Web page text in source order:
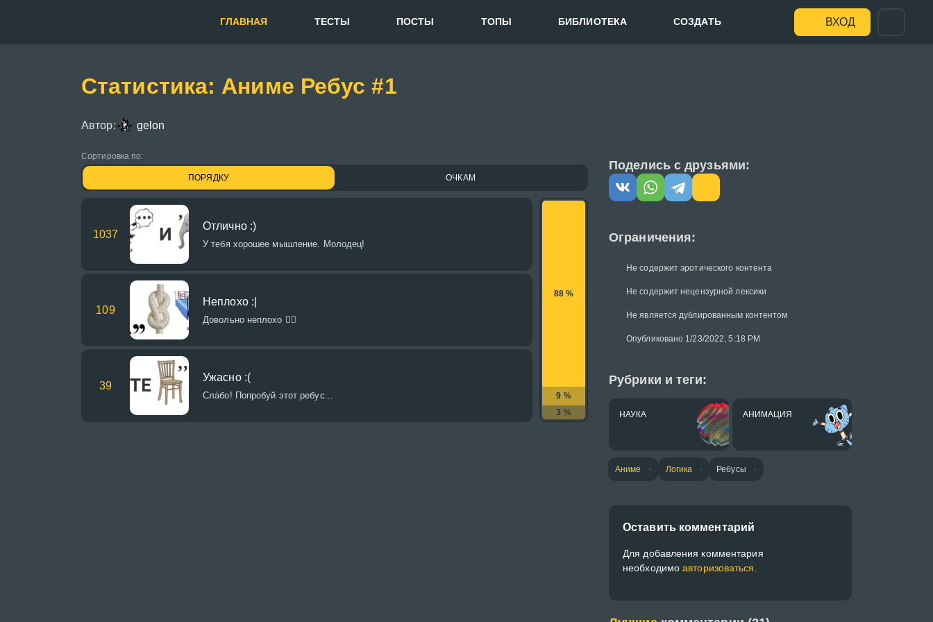
ГЛАВНАЯ ТЕСТЫ ПОСТЫ ТОПЫ БИБЛИОТЕКА СОЗДАТЬ ВХОД
Статистика: Аниме Ребус #1
Автор: gelon
Сортировка по:
ПОРЯДКУ ОЧКАМ
1037
Отлично :)
У тебя хорошее мышление. Молодец!
109
Неплохо :|
Довольно неплохо 👍🏻
39
Ужасно :(
Сла́бо! Попробуй этот ребус...
88 %
9 %
3 %
Поделись с друзьями:
Ограничения:
Не содержит эротического контента
Не содержит нецензурной лексики
Не является дублированным контентом
Опубликовано 1/23/2022, 5:18 PM
Рубрики и теги:
НАУКА АНИМАЦИЯ
Аниме Логика Ребусы
Оставить комментарий
Для добавления комментария
необходимоавторизоваться.